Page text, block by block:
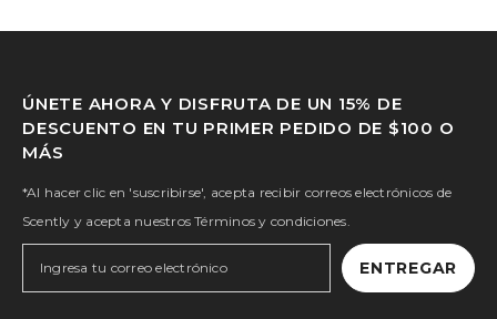
ÚNETE AHORA Y DISFRUTA DE UN 15% DE
DESCUENTO EN TU PRIMER PEDIDO DE $100 O
MÁS
*Al hacer clic en 'suscribirse', acepta recibir correos electrónicos de
Scently y acepta nuestros Términos y condiciones.
ENTREGAR